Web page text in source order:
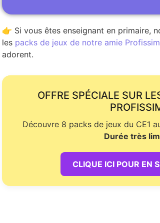
👉 Si vous êtes enseignant en primaire,
les packs de jeux de notre amie
adorent.
OFFRE SPÉCIALE SUR
Découvre 8 packs de jeux du CE1
Durée très
CLIQUE ICI POUR EN